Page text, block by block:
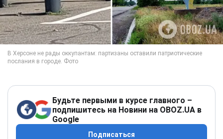
Будьте первыми в курсе главного –
подпишитесь на Новини на OBOZ.UA в
Google
Подписаться